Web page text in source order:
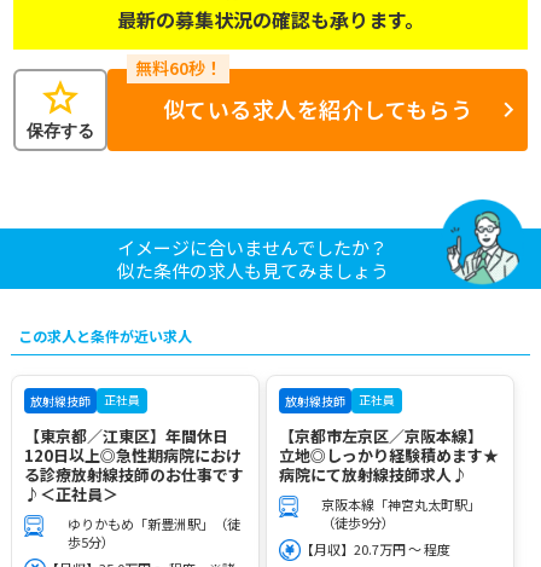
最新の募集状況の確認も承ります。
star
保存する
似ている求人を紹介してもらう
イメージに合いませんでしたか？
似た条件の求人も見てみましょう
この求人と条件が近い求人
放射線技師 正社員
【東京都／江東区】年間休日
120日以上◎急性期病院におけ
る診療放射線技師のお仕事です
♪＜正社員＞
ゆりかもめ「新豊洲駅」（徒
歩5分）
放射線技師 正社員
【京都市左京区／京阪本線】
立地◎しっかり経験積めます★
病院にて放射線技師求人♪
京阪本線「神宮丸太町駅」
（徒歩9分）
【月収】20.7万円 ～ 程度